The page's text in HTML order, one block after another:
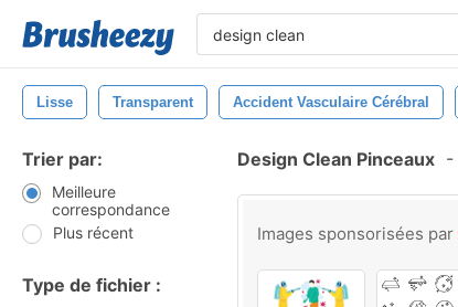
Lisse Transparent Accident Vasculaire Cérébral
Trier par:
Meilleure
correspondance
Plus récent
Type de fichier :
Design Clean Pinceaux -
Images sponsorisées par